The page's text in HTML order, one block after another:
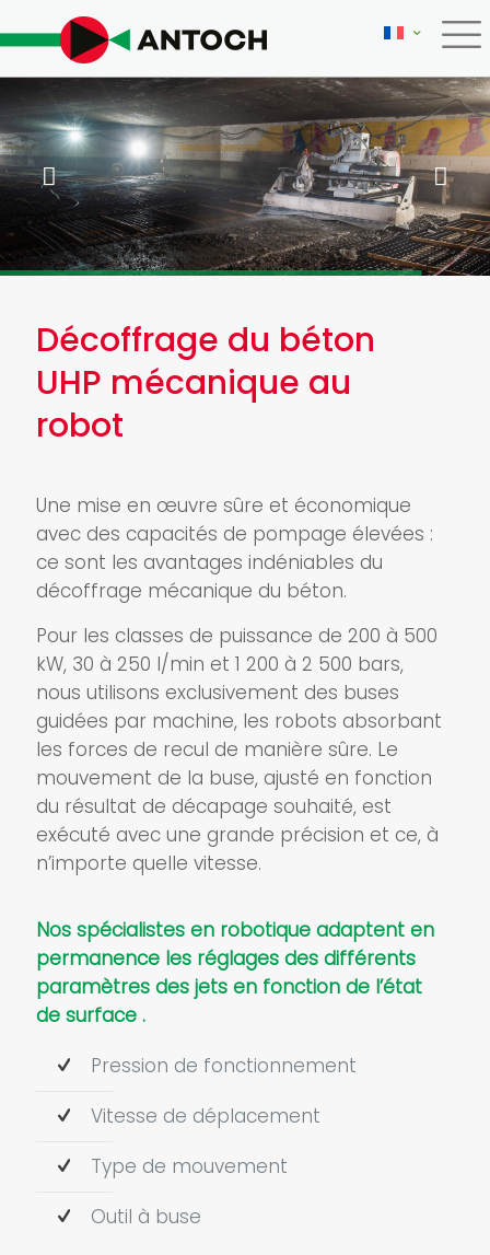
Décoffrage du béton
UHP mécanique au
robot
Une mise en œuvre sûre et économique
avec des capacités de pompage élevées :
ce sont les avantages indéniables du
décoffrage mécanique du béton.
Pour les classes de puissance de 200 à 500
kW, 30 à 250 l/min et 1 200 à 2 500 bars,
nous utilisons exclusivement des buses
guidées par machine, les robots absorbant
les forces de recul de manière sûre. Le
mouvement de la buse, ajusté en fonction
du résultat de décapage souhaité, est
exécuté avec une grande précision et ce, à
n’importe quelle vitesse.
Nos spécialistes en robotique adaptent en
permanence les réglages des différents
paramètres des jets en fonction de l’état
de surface .
Pression de fonctionnement
Vitesse de déplacement
Type de mouvement
Outil à buse